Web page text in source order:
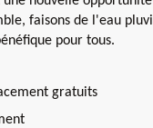
faisons de l'eau
pour tous.
gratuits